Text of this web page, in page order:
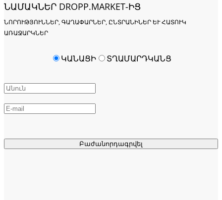
ՆԱՄԱԿՆԵՐ DROPP.MARKET-ԻՑ
ՆՈՐՈՒԹՅՈՒՆՆԵՐ, ԳԱՂԱՓԱՐՆԵՐ, ԸՆՏՐԱՆԻՆԵՐ ԵՒ ՀԱՏՈՒԿ Ա
ՌԱՋԱՐԿՆԵՐ
Բաժանորդագրվել
ԿԱՆԱՑԻ ՏՂԱՄԱՐԴԿԱՆՑ